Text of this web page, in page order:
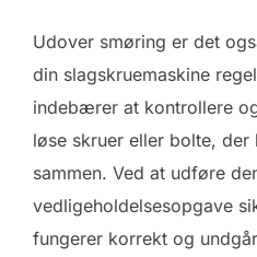
Udover smøring er det
din slagskruemaskine
indebærer at kontrollere
løse skruer eller bolte, der
sammen. Ved at udføre
vedligeholdelsesopgave
fungerer korrekt og